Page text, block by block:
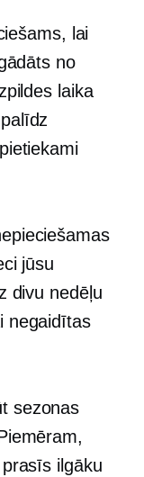
lai
no
laika
jūsu
divu nedēļu
negaidītas
sezonas
ilgāku